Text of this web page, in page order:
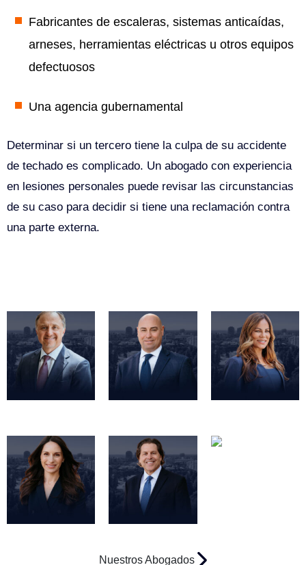
Fabricantes de escaleras, sistemas anticaídas,
arneses, herramientas eléctricas u otros equipos
defectuosos
Una agencia gubernamental
Determinar si un tercero tiene la culpa de su accidente
de techado es complicado. Un abogado con experiencia
en lesiones personales puede revisar las circunstancias
de su caso para decidir si tiene una reclamación contra
una parte externa.
Nuestros Abogados